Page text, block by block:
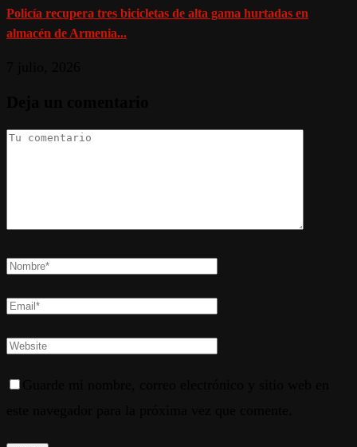
Policía recupera tres bicicletas de alta gama hurtadas en
almacén de Armenia...